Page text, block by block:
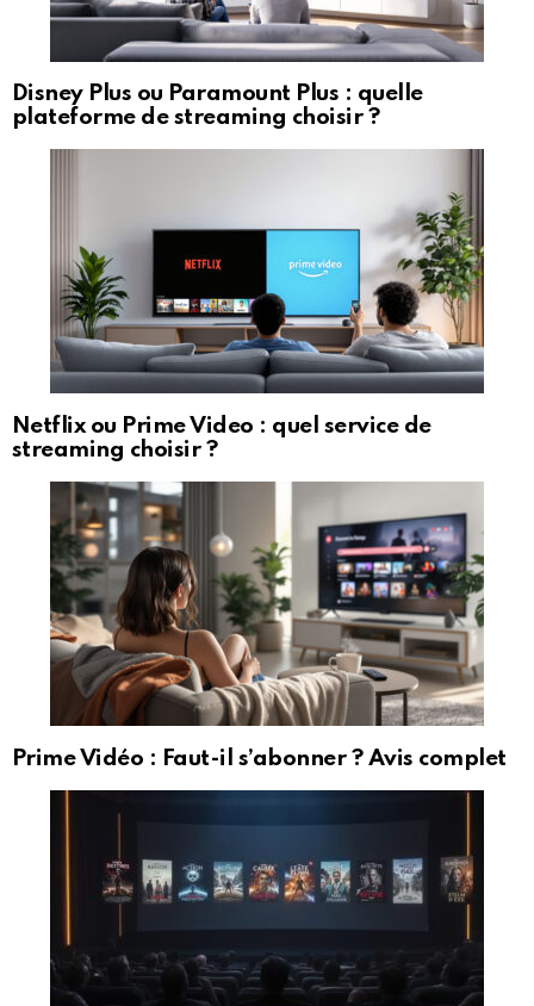
Disney Plus ou Paramount Plus : quelle
plateforme de streaming choisir ?
Netflix ou Prime Video : quel service de
streaming choisir ?
Prime Vidéo : Faut-il s’abonner ? Avis complet